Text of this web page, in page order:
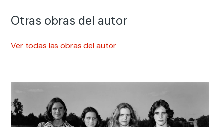
Otras obras del autor
Ver todas las obras del autor